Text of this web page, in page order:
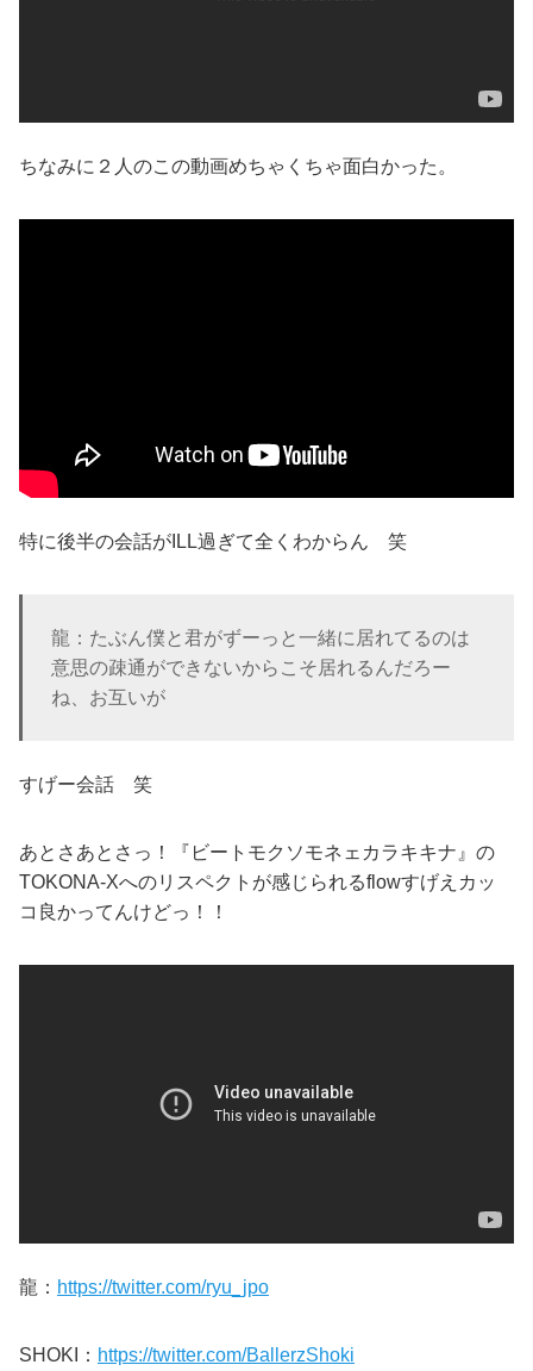
ちなみに２人のこの動画めちゃくちゃ面白かった。
特に後半の会話がILL過ぎて全くわからん 笑
龍：たぶん僕と君がずーっと一緒に居れてるのは
意思の疎通ができないからこそ居れるんだろー
ね、お互いが
すげー会話 笑
あとさあとさっ！『ビートモクソモネェカラキキナ』の
TOKONA-Xへのリスペクトが感じられるflowすげえカッ
コ良かってんけどっ！！
龍： https://twitter.com/ryu_jpo
SHOKI： https://twitter.com/BallerzShoki